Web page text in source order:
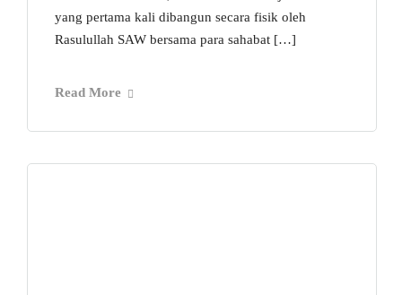
yang pertama kali dibangun secara fisik oleh
Rasulullah SAW bersama para sahabat […]
Read More